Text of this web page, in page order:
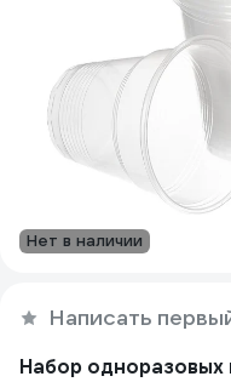
Нет в наличии
Написать
Набор одноразовых